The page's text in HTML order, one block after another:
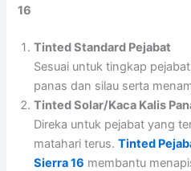
16
Tinted Standard Pejabat
Sesuai untuk tingkap
panas dan silau serta
Tinted Solar/Kaca Kalis
Direka untuk pejabat yang
matahari terus.Tinted
Sierra 16 membantu